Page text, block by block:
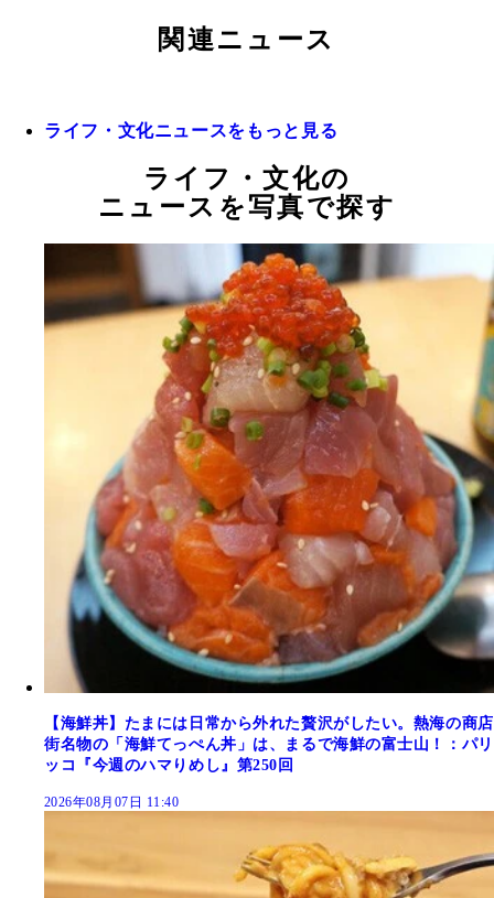
関連ニュース
ライフ・文化ニュースをもっと見る
ライフ・文化の
ニュースを写真で探す
【海鮮丼】たまには日常から外れた贅沢がしたい。熱海の商店
街名物の「海鮮てっぺん丼」は、まるで海鮮の富士山！：パリ
ッコ『今週のハマりめし』第250回
2026年08月07日 11:40